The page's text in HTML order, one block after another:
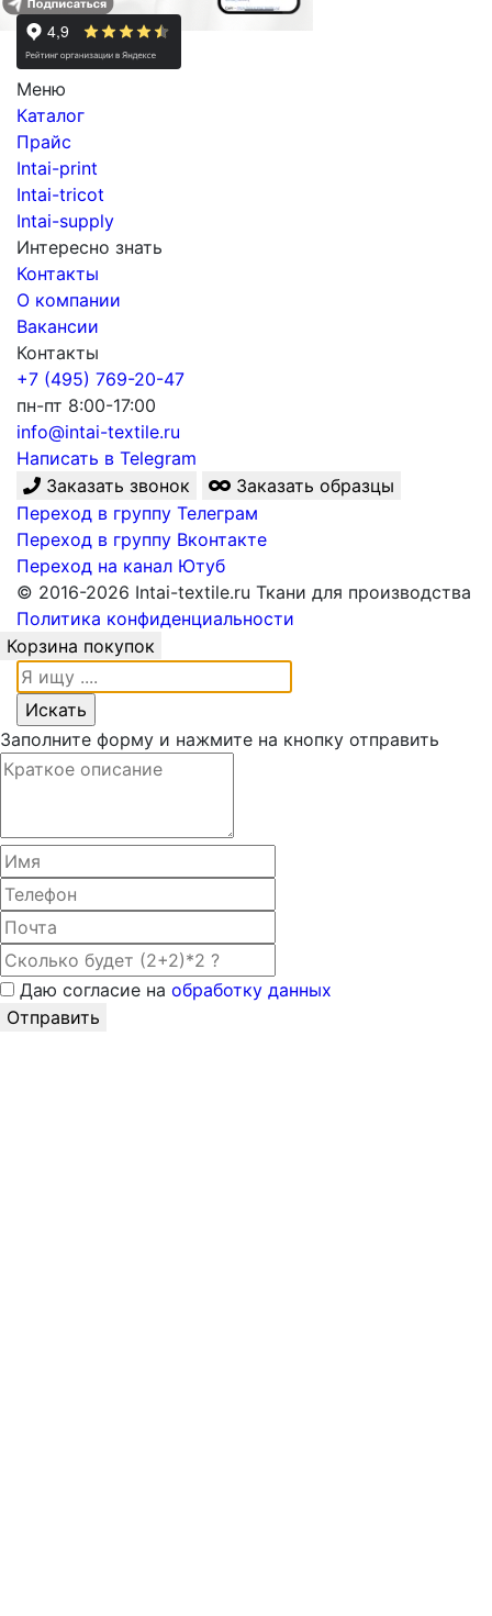
Меню
Каталог
Прайс
Intai-print
Intai-tricot
Intai-supply
Интересно знать
Контакты
О компании
Вакансии
Контакты
+7 (495) 769-20-47
пн-пт 8:00-17:00
info@intai-textile.ru
Написать в Telegram
Заказать звонок
Заказать образцы
Переход в группу Телеграм
Переход в группу Вконтакте
Переход на канал Ютуб
© 2016-2026 Intai-textile.ru Ткани для производства
Политика конфиденциальности
Корзина покупок
Заполните форму и нажмите на кнопку отправить
Даю согласие на обработку данных
Отправить